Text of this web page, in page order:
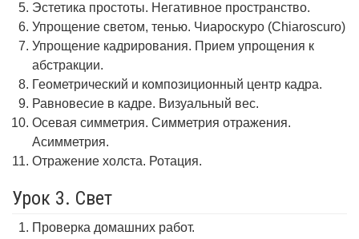
Эстетика простоты. Негативное пространство.
Упрощение светом, тенью. Чиароскуро (Chiaroscuro)
Упрощение кадрирования. Прием упрощения к
абстракции.
Геометрический и композиционный центр кадра.
Равновесие в кадре. Визуальный вес.
Осевая симметрия. Симметрия отражения.
Асимметрия.
Отражение холста. Ротация.
Урок 3. Свет
Проверка домашних работ.